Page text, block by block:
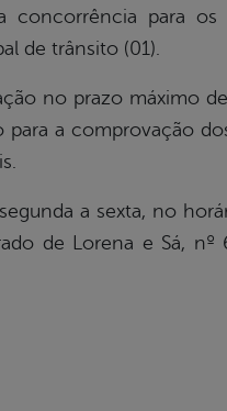
concorrência para os
de trânsito (01).
no prazo máximo
a comprovação
a sexta, no
de Lorena e Sá, nº